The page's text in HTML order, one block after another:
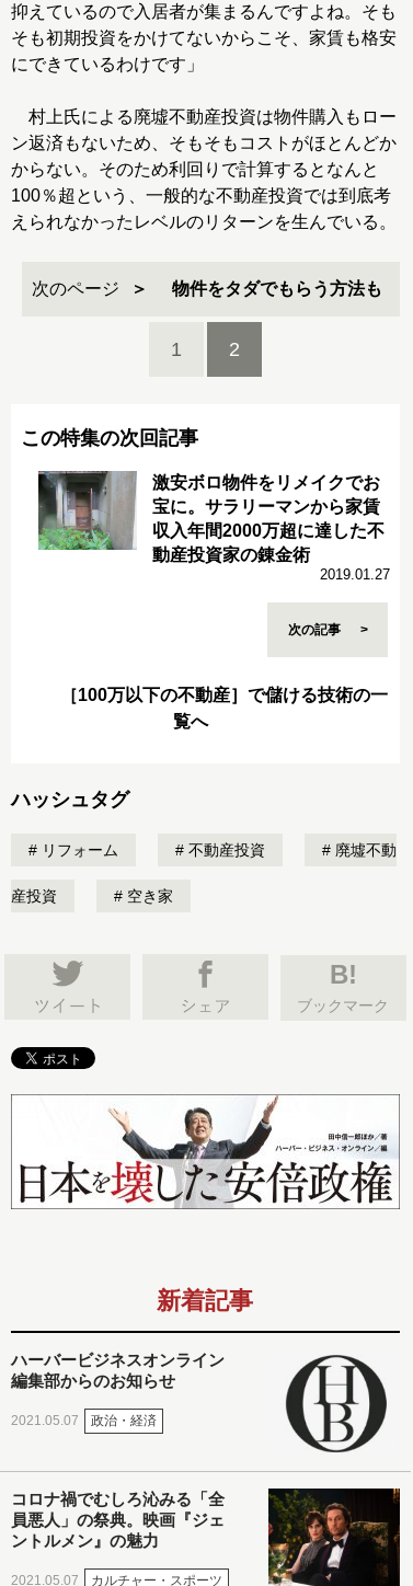
抑えているので入居者が集まるんですよね。そも
そも初期投資をかけてないからこそ、家賃も格安
にできているわけです」
村上氏による廃墟不動産投資は物件購入もロー
ン返済もないため、そもそもコストがほとんどか
からない。そのため利回りで計算するとなんと
100％超という、一般的な不動産投資では到底考
えられなかったレベルのリターンを生んでいる。
次のページ 物件をタダでもらう方法も
1 2
この特集の次回記事
激安ボロ物件をリメイクでお
宝に。サラリーマンから家賃
収入年間2000万超に達した不
動産投資家の錬金術
2019.01.27
次の記事
［100万以下の不動産］で儲ける技術の一
覧へ
ハッシュタグ
リフォーム 不動産投資 廃墟不動
産投資 空き家
B!
ブックマーク
新着記事
ハーバービジネスオンライン
編集部からのお知らせ
2021.05.07 政治・経済
コロナ禍でむしろ沁みる「全
員悪人」の祭典。映画『ジェ
ントルメン』の魅力
2021.05.07 カルチャー・スポーツ